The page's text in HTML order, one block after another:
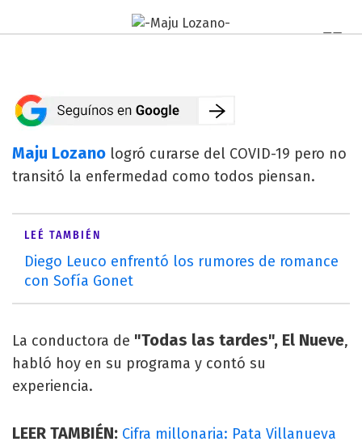
Maju Lozano logró curarse del COVID-19 pero no
transitó la enfermedad como todos piensan.
LEÉ TAMBIÉN
Diego Leuco enfrentó los rumores de romance
con Sofía Gonet
La conductora de "Todas las tardes", El Nueve,
habló hoy en su programa y contó su
experiencia.
LEER TAMBIÉN: Cifra millonaria: Pata Villanueva